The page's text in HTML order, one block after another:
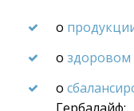
о
о здоровом
о